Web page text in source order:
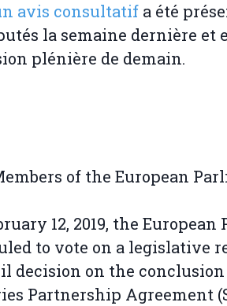
avis consultatif a été
la semaine dernière et
plénière de demain.
of the European
12, 2019, the
to vote on a legislative
decision on the
Partnership Agreement